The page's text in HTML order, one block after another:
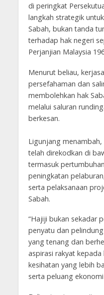
di peringkat
langkah strategik
Sabah, bukan tanda
terhadap hak negeri
Perjanjian Malaysia
Menurut beliau,
persefahaman dan
membolehkan hak
melalui saluran
berkesan.
Ligunjang
telah direkodkan di
termasuk
peningkatan
serta pelaksanaan
Sabah.
“Hajiji bukan sekadar
penyatu dan
yang tenang dan
aspirasi rakyat
kesihatan yang lebih
serta peluang